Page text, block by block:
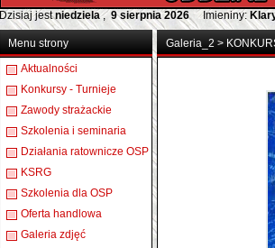
Dzisiaj jestniedziela, 9 sierpnia 2026 Imieniny:
Menu strony
Aktualności
Konkursy - Turnieje
Zawody strażackie
Szkolenia i seminaria
Działania ratownicze OSP
KSRG
Szkolenia dla OSP
Oferta handlowa
Galeria zdjęć
Galeria_2 >